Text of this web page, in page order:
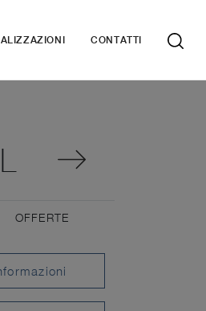
CONTATTI
OFFERTE